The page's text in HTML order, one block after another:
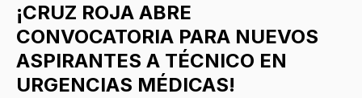
¡CRUZ ROJA ABRE
CONVOCATORIA PARA NUEVOS
ASPIRANTES A TÉCNICO EN
URGENCIAS MÉDICAS!